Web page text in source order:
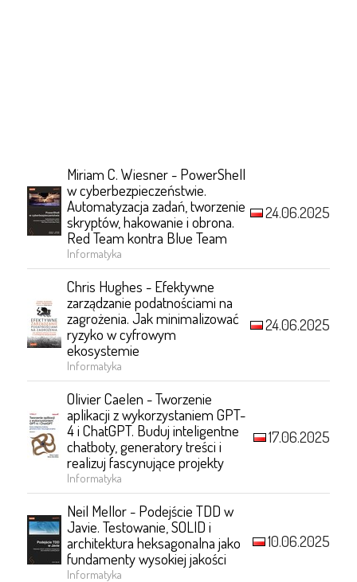
Miriam C. Wiesner - PowerShell
w cyberbezpieczeństwie.
Automatyzacja zadań, tworzenie
skryptów, hakowanie i obrona.
Red Team kontra Blue Team
Informatyka
24.06.2025
Chris Hughes - Efektywne
zarządzanie podatnościami na
zagrożenia. Jak minimalizować
ryzyko w cyfrowym
ekosystemie
Informatyka
24.06.2025
Olivier Caelen - Tworzenie
aplikacji z wykorzystaniem GPT-
4 i ChatGPT. Buduj inteligentne
chatboty, generatory treści i
realizuj fascynujące projekty
Informatyka
17.06.2025
Neil Mellor - Podejście TDD w
Javie. Testowanie, SOLID i
architektura heksagonalna jako
fundamenty wysokiej jakości
Informatyka
10.06.2025